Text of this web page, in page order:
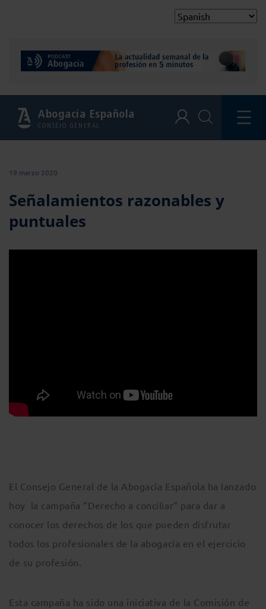
Abogacía Española
CONSEJO GENERAL
19 marzo 2020
Señalamientos razonables y
puntuales
El Consejo General de la Abogacía Española ha lanzado
hoy la campaña “Derecho a conciliar” para dar a
conocer los derechos de los que pueden disfrutar
todos los profesionales de la abogacía en el ejercicio
de su profesión.
Esta campaña ha sido una iniciativa de la Comisión de